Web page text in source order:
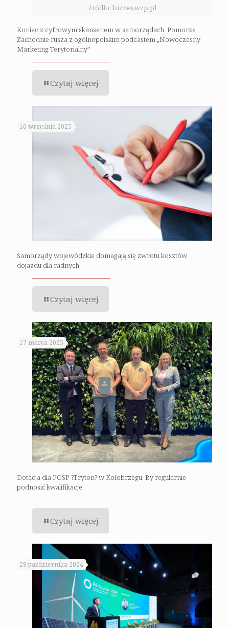
źródło: biznes.wzp.pl
Koniec z cyfrowym skansenem w samorządach. Pomorze
Zachodnie rusza z ogólnopolskim podcastem „Nowoczesny
Marketing Terytorialny”
Czytaj więcej
16 września 2025
Samorządy wojewódzkie domagają się zwrotu kosztów
dojazdu dla radnych
Czytaj więcej
17 marca 2025
Dotacja dla POSP ?Tryton? w Kołobrzegu. By regularnie
podnosić kwalifikacje
Czytaj więcej
29 października 2024